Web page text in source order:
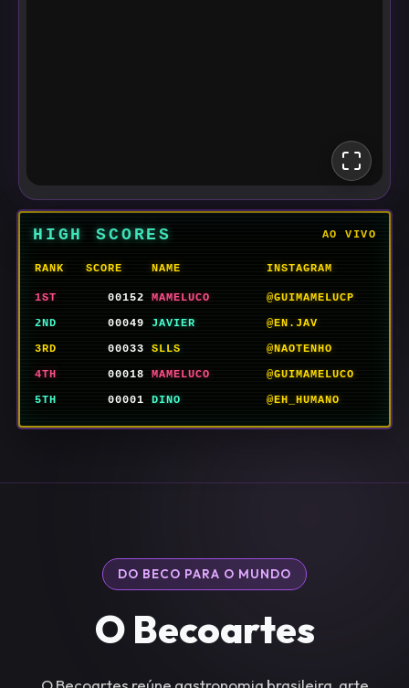
HIGH SCORES AO VIVO
RANK SCORE NAME INSTAGRAM
1ST 00152 MAMELUCO
@GUIMAMELUCP
2ND
00049 JAVIER
@EN.JAV
3RD
00033 SLLS
@NAOTENHO
4TH
00018 MAMELUCO
@GUIMAMELUCO
5TH
00001 DINO @EH_HUMANO
DO BECO PARA O MUNDO
O Becoartes